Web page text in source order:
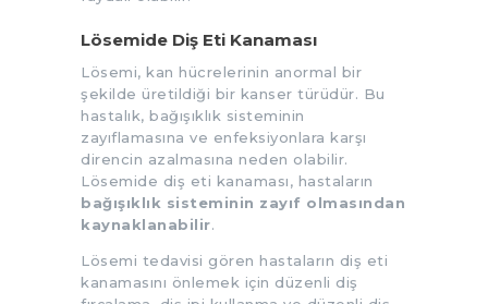
Lösemide Diş Eti Kanaması
Lösemi, kan hücrelerinin anormal bir
şekilde üretildiği bir kanser türüdür. Bu
hastalık, bağışıklık sisteminin
zayıflamasına ve enfeksiyonlara karşı
direncin azalmasına neden olabilir.
Lösemide diş eti kanaması, hastaların
bağışıklık sisteminin zayıf olmasından
kaynaklanabilir.
Lösemi tedavisi gören hastaların diş eti
kanamasını önlemek için düzenli diş